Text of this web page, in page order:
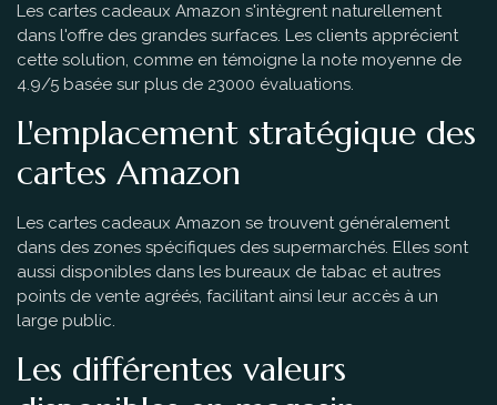
Les cartes cadeaux Amazon s'intègrent naturellement
dans l'offre des grandes surfaces. Les clients apprécient
cette solution, comme en témoigne la note moyenne de
4.9/5 basée sur plus de 23000 évaluations.
L'emplacement stratégique des
cartes Amazon
Les cartes cadeaux Amazon se trouvent généralement
dans des zones spécifiques des supermarchés. Elles sont
aussi disponibles dans les bureaux de tabac et autres
points de vente agréés, facilitant ainsi leur accès à un
large public.
Les différentes valeurs